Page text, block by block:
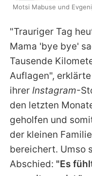
"Trauriger Tag
Mama 'bye bye'
Tausende
Auflagen",
ihrer Instagram-
den letzten
geholfen und
der kleinen
bereichert. Umso
Abschied: "Es
Motsi Mabuse und